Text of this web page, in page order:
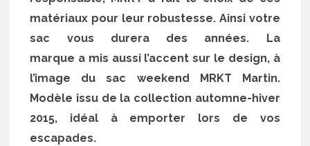
matériaux pour leur robustesse. Ainsi votre
sac vous durera des années. La
marque a mis aussi l’accent sur le design, à
l’image du sac weekend MRKT Martin.
Modèle issu de la collection automne-hiver
2015, idéal à emporter lors de vos
escapades.